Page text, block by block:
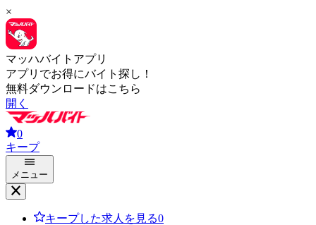
×
マッハバイトアプリ
アプリでお得にバイト探し！
無料ダウンロードはこちら
開く
0
キープ
メニュー
キープした求人を見る0